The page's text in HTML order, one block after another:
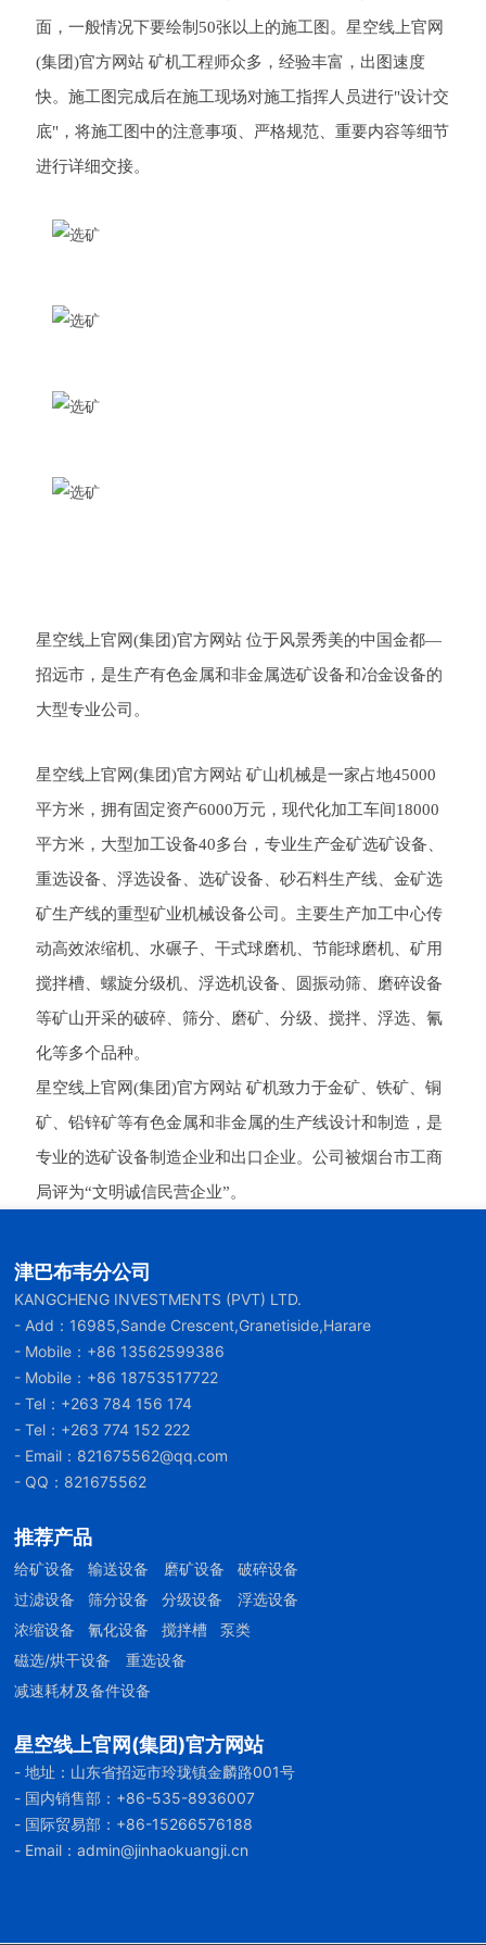
面，一般情况下要绘制50张以上的施工图。星空线上官网
(集团)官方网站 矿机工程师众多，经验丰富，出图速度
快。施工图完成后在施工现场对施工指挥人员进行"设计交
底"，将施工图中的注意事项、严格规范、重要内容等细节
进行详细交接。
星空线上官网(集团)官方网站 位于风景秀美的中国金都—
招远市，是生产有色金属和非金属选矿设备和冶金设备的
大型专业公司。
星空线上官网(集团)官方网站 矿山机械是一家占地45000
平方米，拥有固定资产6000万元，现代化加工车间18000
平方米，大型加工设备40多台，专业生产金矿选矿设备、
重选设备、浮选设备、选矿设备、砂石料生产线、金矿选
矿生产线的重型矿业机械设备公司。主要生产加工中心传
动高效浓缩机、水碾子、干式球磨机、节能球磨机、矿用
搅拌槽、螺旋分级机、浮选机设备、圆振动筛、磨碎设备
等矿山开采的破碎、筛分、磨矿、分级、搅拌、浮选、氰
化等多个品种。
星空线上官网(集团)官方网站 矿机致力于金矿、铁矿、铜
矿、铅锌矿等有色金属和非金属的生产线设计和制造，是
专业的选矿设备制造企业和出口企业。公司被烟台市工商
局评为“文明诚信民营企业”。
津巴布韦分公司
KANGCHENG INVESTMENTS (PVT) LTD.
- Add：16985,Sande Crescent,Granetiside,Harare
- Mobile： +86 13562599386
- Mobile： +86 18753517722
- Tel： +263 784 156 174
- Tel： +263 774 152 222
- Email： 821675562@qq.com
- QQ：821675562
推荐产品
给矿设备 输送设备 磨矿设备
破碎设备
过滤设备
筛分设备 分级设备
浮选设备
浓缩设备
氰化设备 搅拌槽
泵类
磁选/烘干设备
重选设备
减速耗材及备件设备
星空线上官网(集团)官方网站
- 地址：山东省招远市玲珑镇金麟路001号
- 国内销售部： +86-535-8936007
- 国际贸易部： +86-15266576188
- Email：admin@jinhaokuangji.cn